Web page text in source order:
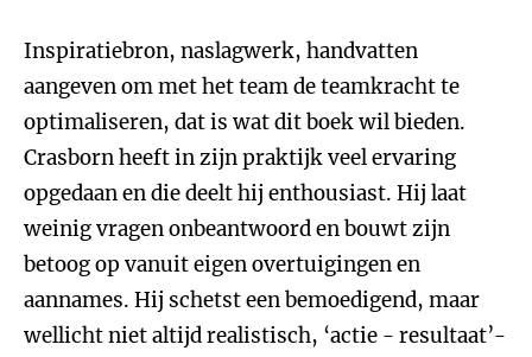
Inspiratiebron, naslagwerk, handvatten
aangeven om met het team de teamkracht te
optimaliseren, dat is wat dit boek wil bieden.
Crasborn heeft in zijn praktijk veel ervaring
opgedaan en die deelt hij enthousiast. Hij laat
weinig vragen onbeantwoord en bouwt zijn
betoog op vanuit eigen overtuigingen en
aannames. Hij schetst een bemoedigend, maar
wellicht niet altijd realistisch, ‘actie - resultaat’-